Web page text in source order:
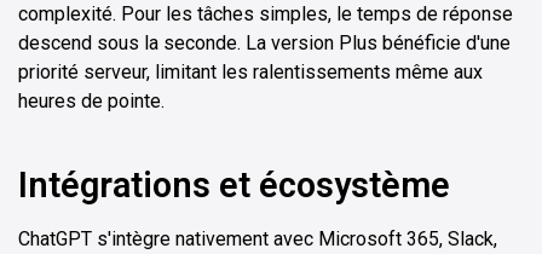
complexité. Pour les tâches simples, le temps de réponse
descend sous la seconde. La version Plus bénéficie d'une
priorité serveur, limitant les ralentissements même aux
heures de pointe.
Intégrations et écosystème
ChatGPT s'intègre nativement avec Microsoft 365, Slack,